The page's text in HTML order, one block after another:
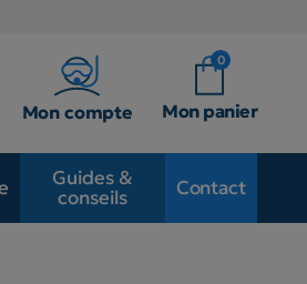
Mon compte
0
Mon panier
Guides &
conseils
Contact